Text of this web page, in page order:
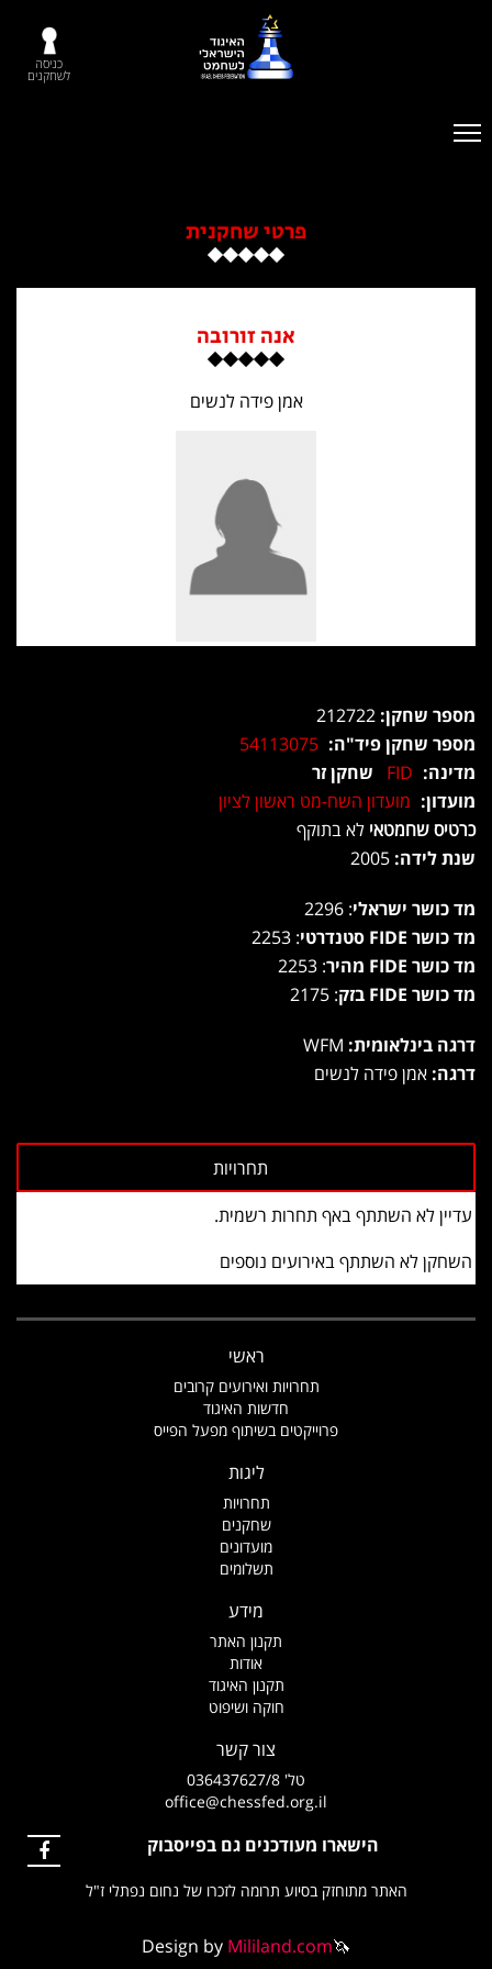
כניסה
לשחקנים
פרטי שחקנית
אנה זורובה
אמן פידה לנשים
מספר שחקן:
מספר שחקן פיד"ה: 54113075
מדינה: FID שחקן זר
מועדון: מועדון השח-מט ראשון לציון
כרטיס שחמטאי לא בתוקף
שנת לידה:
מד כושר ישראלי: 2296
מד כושר FIDE סטנדרטי
: 2253
מד כושר FIDE מהיר
: 2253
מד כושר FIDE בזק
: 2175
דרגה בינלאומית:
דרגה: אמן פידה לנשים
עדיין לא השתתף באף תחרות רשמית.
השחקן לא השתתף באירועים נוספים
ראשי
תחרויות ואירועים קרובים
חדשות האיגוד
פרוייקטים בשיתוף מפעל הפייס
ליגות
תחרויות
שחקנים
מועדונים
תשלומים
מידע
תקנון האתר
אודות
תקנון האיגוד
חוקה ושיפוט
צור קשר
טל' 036437627/8
office@chessfed.org.il
הישארו מעודכנים גם בפייסבוק
האתר מתוחזק בסיוע תרומה לזכרו של נחום נפתלי ז"ל
Design by Mililand.com🦄